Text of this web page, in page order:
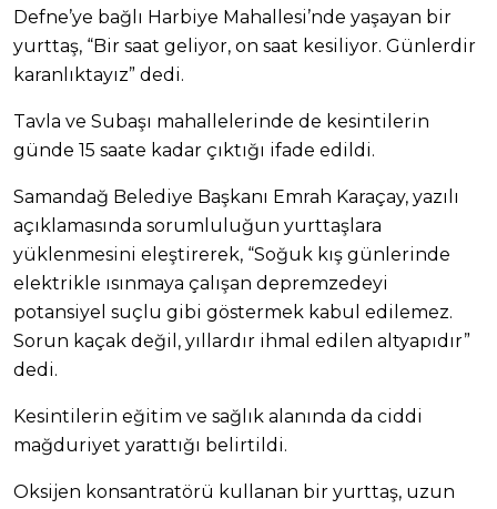
Defne’ye bağlı Harbiye Mahallesi’nde yaşayan bir
yurttaş, “Bir saat geliyor, on saat kesiliyor. Günlerdir
karanlıktayız” dedi.
Tavla ve Subaşı mahallelerinde de kesintilerin
günde 15 saate kadar çıktığı ifade edildi.
Samandağ Belediye Başkanı Emrah Karaçay, yazılı
açıklamasında sorumluluğun yurttaşlara
yüklenmesini eleştirerek, “Soğuk kış günlerinde
elektrikle ısınmaya çalışan depremzedeyi
potansiyel suçlu gibi göstermek kabul edilemez.
Sorun kaçak değil, yıllardır ihmal edilen altyapıdır”
dedi.
Kesintilerin eğitim ve sağlık alanında da ciddi
mağduriyet yarattığı belirtildi.
Oksijen konsantratörü kullanan bir yurttaş, uzun